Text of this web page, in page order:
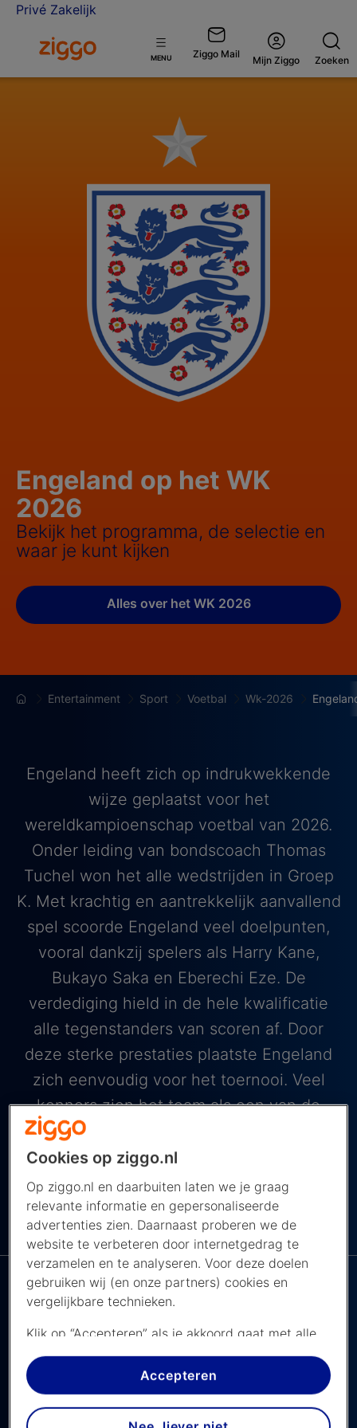
Privé Zakelijk
Ga naar de Ziggo homepage
MENU Ziggo Mail Open
Mijn Ziggo
Zoeken
Engeland op het WK
2026
Bekijk het programma, de selectie en
waar je kunt kijken
Alles over het WK 2026
Entertainment Sport Voetbal Wk-2026
Engeland heeft zich op indrukwekkende
wijze geplaatst voor het
wereldkampioenschap voetbal van 2026.
Onder leiding van bondscoach Thomas
Tuchel won het alle wedstrijden in Groep
K. Met krachtig en aantrekkelijk aanvallend
spel scoorde Engeland veel doelpunten,
vooral dankzij spelers als Harry Kane,
Bukayo Saka en Eberechi Eze. De
verdediging hield in de hele kwalificatie
alle tegenstanders van scoren af. Door
deze sterke prestaties plaatste Engeland
zich eenvoudig voor het toernooi. Veel
kenners zien het team als een van de
grote kanshebbers op de wereldtitel.
NAVIGEER NAAR ...
Nog geen Ziggo
klant?
Alles over Engeland op het WK
Beleef het WK 2026 met Engeland bij Ziggo
Laatste update: 18 juni 2026
Cookies op ziggo.nl
Op ziggo.nl en daarbuiten laten we je graag
relevante informatie en gepersonaliseerde
advertenties zien. Daarnaast proberen we de
website te verbeteren door internetgedrag te
verzamelen en te analyseren. Voor deze doelen
gebruiken wij (en onze partners) cookies en
vergelijkbare technieken.
Klik op “Accepteren” als je akkoord gaat met alle
cookies. Kies je voor “Nee, liever niet”, dan
plaatsen we alleen strikt noodzakelijke cookies om
de website goed te laten werken. Dat betekent
dat we geen vormen van personalisatie
Accepteren